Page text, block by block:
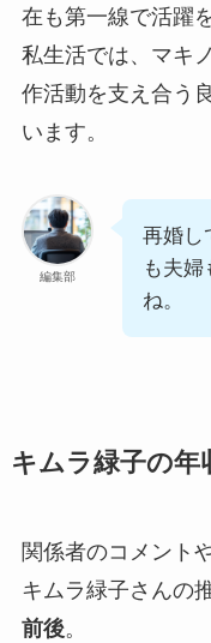
在も第一線で活躍
私生活では、マキ
作活動を支え合う
います。
編集部
再婚し
も夫婦
ね。
キムラ緑子の年
関係者のコメント
キムラ緑子さんの
前後。